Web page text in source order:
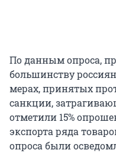
По данным опроса,
большинству
мерах, принятых
санкции,
отметили 15%
экспорта ряда
опроса были